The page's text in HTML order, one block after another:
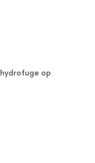
hydrofuge op